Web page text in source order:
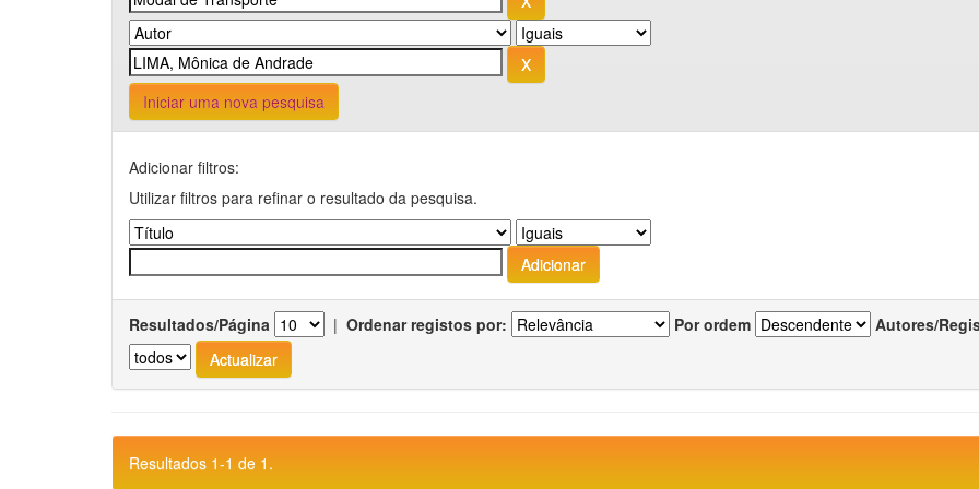
Iniciar uma nova pesquisa
Adicionar filtros:
Utilizar filtros para refinar o resultado da pesquisa.
Resultados/Página | Ordenar registos por: Por ordem Autores/
Resultados 1-1 de 1.